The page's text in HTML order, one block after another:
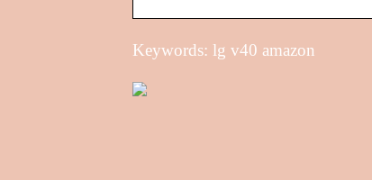
Keywords: lg v40 amazon